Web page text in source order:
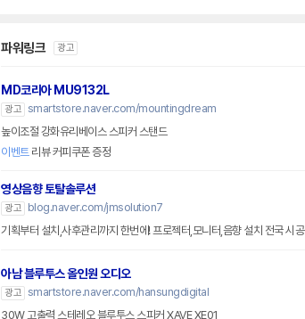
파워링크 광고
MD코리아 MU9132L
광고 smartstore.naver.com/mountingdream
높이조절 강화유리베이스 스피커 스탠드
이벤트리뷰 커피쿠폰 증정
영상음향 토탈솔루션
광고
blog.naver.com/jmsolution7
기획부터 설치,사후관리까지 한번에! 프로젝터,모니터,음향 설치 전국 시공
아남 블루투스 올인원 오디오
광고 smartstore.naver.com/hansungdigital
30W 고출력 스테레오 블루투스 스피커 XAVE XE01